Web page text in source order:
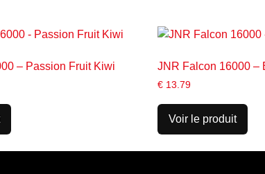
– Passion Fruit Kiwi JNR Falcon 16000 –
€ 13.79
Voir le produit